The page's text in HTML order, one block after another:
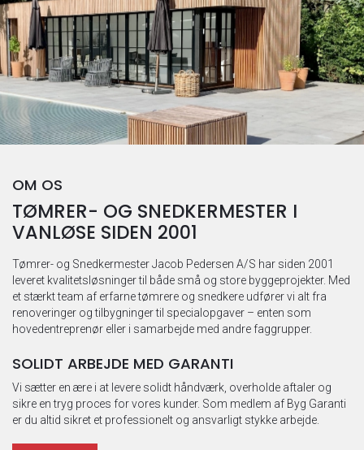
OM OS
TØMRER- OG SNEDKERMESTER I
VANLØSE SIDEN 2001
Tømrer- og Snedkermester Jacob Pedersen A/S har siden 2001
leveret kvalitetsløsninger til både små og store byggeprojekter. Med
et stærkt team af erfarne tømrere og snedkere udfører vi alt fra
renoveringer og tilbygninger til specialopgaver – enten som
hovedentreprenør eller i samarbejde med andre faggrupper.
SOLIDT ARBEJDE MED GARANTI
Vi sætter en ære i at levere solidt håndværk, overholde aftaler og
sikre en tryg proces for vores kunder. Som medlem af Byg Garanti
er du altid sikret et professionelt og ansvarligt stykke arbejde.